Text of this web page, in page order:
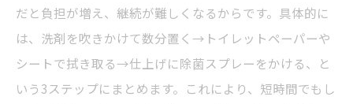
だと負担が増え、継続が難しくなるからです。具体的に
は、洗剤を吹きかけて数分置く→トイレットペーパーや
シートで拭き取る→仕上げに除菌スプレーをかける、と
いう3ステップにまとめます。これにより、短時間でもし